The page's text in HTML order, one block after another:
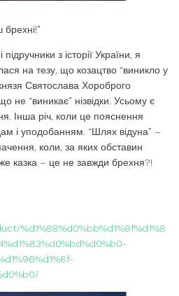
з історії України, я
на тезу, що козацтво “виникло у
князя Святослава Хороброго
не “виникає” нізвідки. Усьому є
Інша річ, коли це пояснення
і уподобанням. “Шлях відуна” –
коли, за яких обставин
казка – це не завжди брехня?!
%d1%88%d0%bb%d1%8f%d1%8